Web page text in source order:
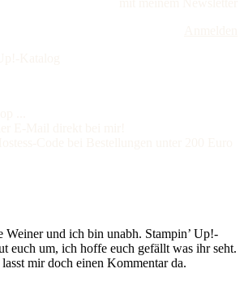
Weiner und ich bin unabh. Stampin’ Up!-
euch um, ich hoffe euch gefällt was ihr seht.
mir doch einen Kommentar da.